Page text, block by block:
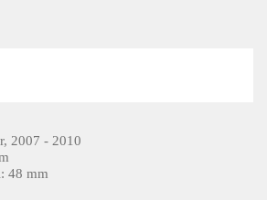
2007 - 2010
48 mm